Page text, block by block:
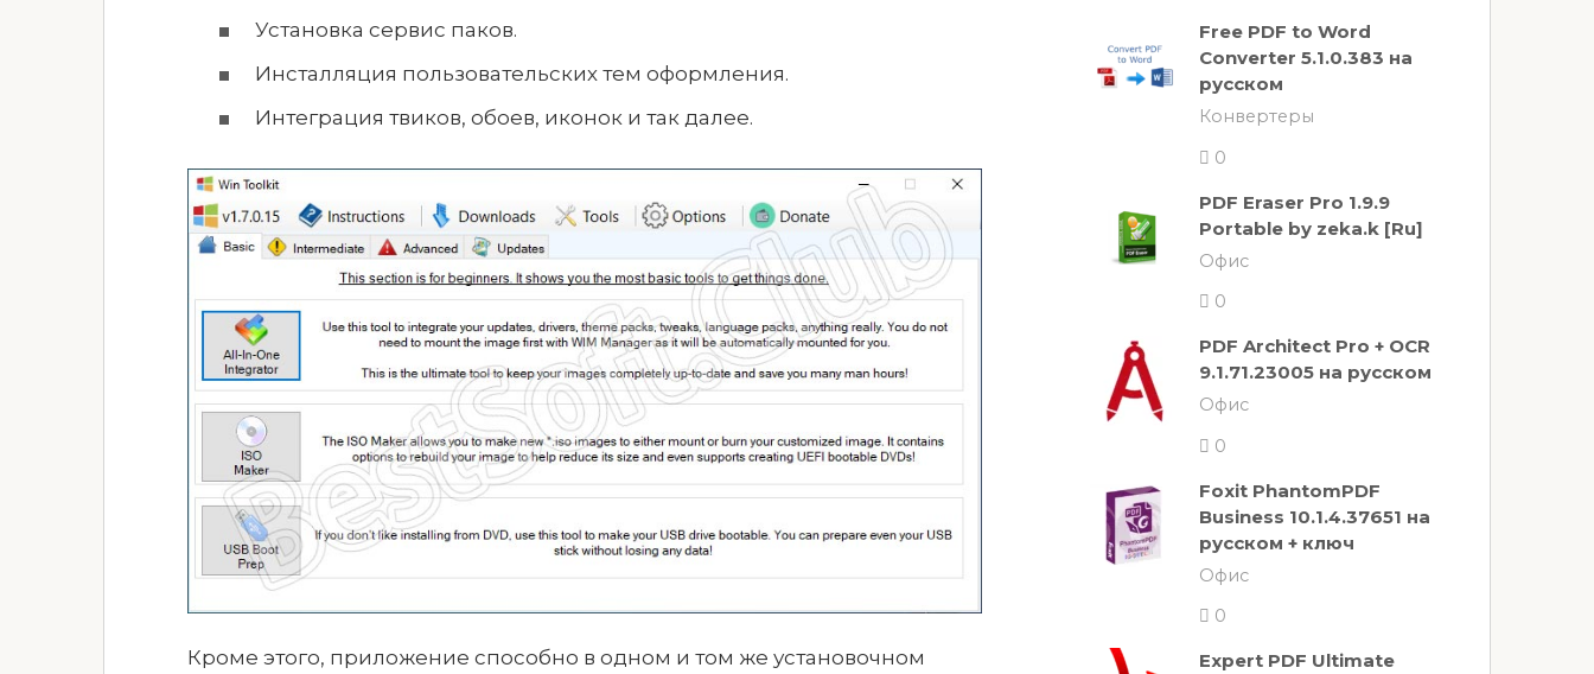
Установка сервис паков.
Инсталляция пользовательских тем оформления.
Интеграция твиков, обоев, иконок и так далее.
Кроме этого, приложение способно в одном и том же установочном
Free PDF to Word
Converter 5.1.0.383 на
русском
Конвертеры
0
PDF Eraser Pro 1.9.9
Portable by zeka.k [Ru]
Офис
0
PDF Architect Pro + OCR
9.1.71.23005 на русском
Офис
0
Foxit PhantomPDF
Business 10.1.4.37651 на
русском + ключ
Офис
0
Expert PDF Ultimate